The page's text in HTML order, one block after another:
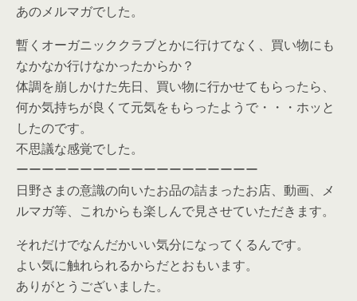
あのメルマガでした。
暫くオーガニッククラブとかに行けてなく、買い物にも
なかなか行けなかったからか？
体調を崩しかけた先日、買い物に行かせてもらったら、
何か気持ちが良くて元気をもらったようで・・・ホッと
したのです。
不思議な感覚でした。
ーーーーーーーーーーーーーーーーーーー
日野さまの意識の向いたお品の詰まったお店、動画、メ
ルマガ等、これからも楽しんで見させていただきます。
それだけでなんだかいい気分になってくるんです。
よい気に触れられるからだとおもいます。
ありがとうございました。